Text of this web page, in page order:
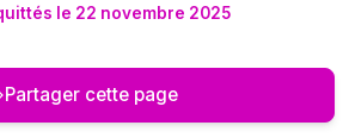
le 22 novembre 2025
Partager cette page